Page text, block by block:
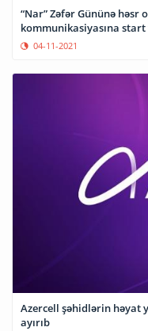
“Nar” Zəfər Gününə həsr
kommunikasiyasına
04-11-2021
Azercell şəhidlərin həyat
ayırıb